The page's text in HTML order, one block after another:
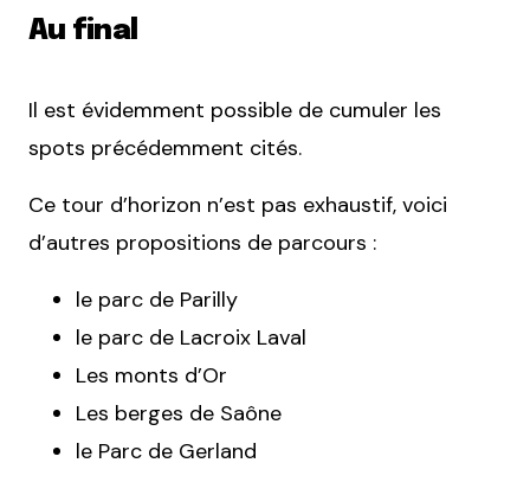
Au final
Il est évidemment possible de cumuler les
spots précédemment cités.
Ce tour d’horizon n’est pas exhaustif, voici
d’autres propositions de parcours :
le parc de Parilly
le parc de Lacroix Laval
Les monts d’Or
Les berges de Saône
le Parc de Gerland